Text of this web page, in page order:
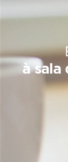
à sala